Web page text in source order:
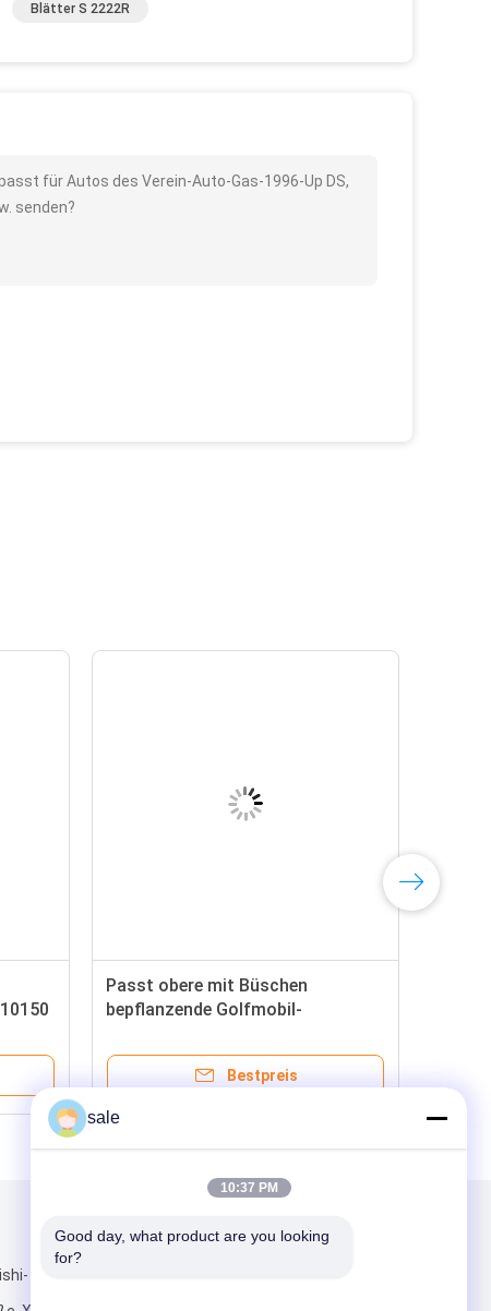
Blätter S 2222R
für Autos des Verein-Auto-Gas-1996-Up DS,
senden?
Passt obere mit Büschen
bepflanzende Golfmobil-
VEREIN-AUTO DS- Strom 1979
Bestpreis
Mailen Sie uns
sale
10:37 PM
Good day, what product are you looking
for?